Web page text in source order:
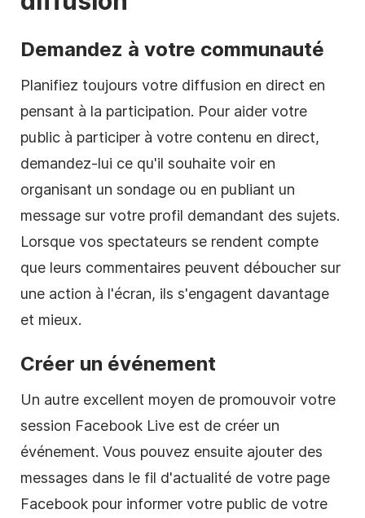
Demandez à votre communauté
Planifiez toujours votre diffusion en direct en
pensant à la participation. Pour aider votre
public à participer à votre contenu en direct,
demandez-lui ce qu'il souhaite voir en
organisant un sondage ou en publiant un
message sur votre profil demandant des sujets.
Lorsque vos spectateurs se rendent compte
que leurs commentaires peuvent déboucher sur
une action à l'écran, ils s'engagent davantage
et mieux.
Créer un événement
Un autre excellent moyen de promouvoir votre
session Facebook Live est de créer un
événement. Vous pouvez ensuite ajouter des
messages dans le fil d'actualité de votre page
Facebook pour informer votre public de votre